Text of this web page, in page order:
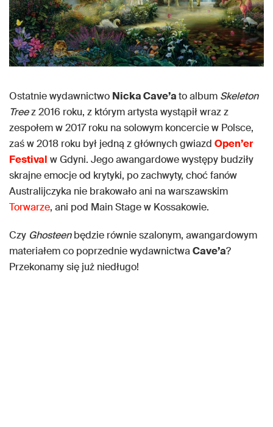
Ostatnie wydawnictwo Nicka Cave’ato album Skeleton
Treez 2016 roku, z którym artysta wystąpił wraz z
zespołem w 2017 roku na solowym koncercie w Polsce,
zaś w 2018 roku był jedną z głównych gwiazd Open’er
Festival w Gdyni. Jego awangardowe występy budziły
skrajne emocje od krytyki, po zachwyty, choć fanów
Australijczyka nie brakowało ani na warszawskim
Torwarze, ani pod Main Stage w Kossakowie.
Czy Ghosteenbędzie równie szalonym, awangardowym
materiałem co poprzednie wydawnictwaCave’a?
Przekonamy się już niedługo!